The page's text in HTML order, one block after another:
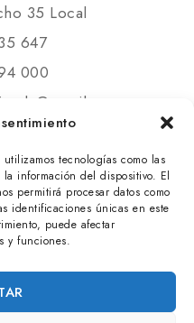
tecnologías como las
información del dispositivo. El
permitirá procesar datos como
identificaciones únicas en este
puede afectar
y funciones.
35 Local
647
000
Todos los derechos